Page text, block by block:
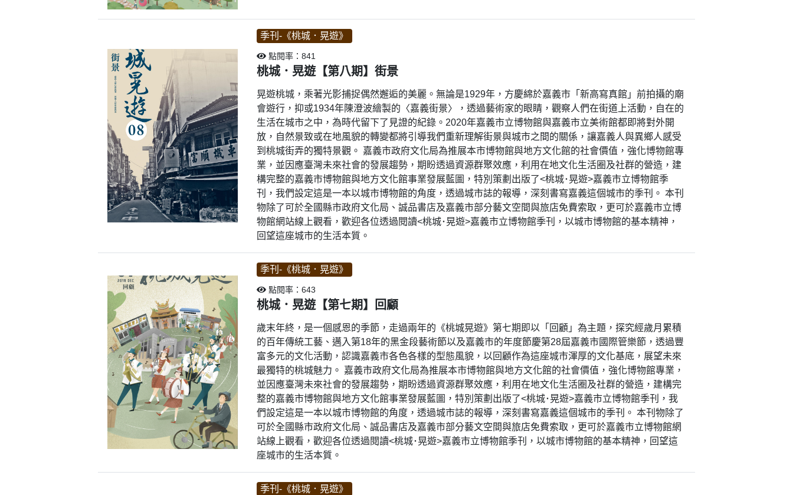
季刊-《桃城．晃遊》
點閱率：841
桃城．晃遊【第八期】街景
晃遊桃城，乘著光影捕捉偶然邂逅的美麗。無論是1929年，方慶綿於嘉義市「新高寫真館」前拍攝的廟
會遊行，抑或1934年陳澄波繪製的〈嘉義街景〉，透過藝術家的眼睛，觀察人們在街道上活動，自在的
生活在城市之中，為時代留下了見證的紀錄。2020年嘉義市立博物館與嘉義市立美術館都即將對外開
放，自然景致或在地風貌的轉變都將引導我們重新理解街景與城市之間的關係，讓嘉義人與異鄉人感受
到桃城街弄的獨特景觀。 嘉義市政府文化局為推展本市博物館與地方文化館的社會價值，強化博物館專
業，並因應臺灣未來社會的發展趨勢，期盼透過資源群聚效應，利用在地文化生活圈及社群的營造，建
構完整的嘉義市博物館與地方文化館事業發展藍圖，特別策劃出版了<桃城･晃遊>嘉義市立博物館季
刊，我們設定這是一本以城市博物館的角度，透過城市誌的報導，深刻書寫嘉義這個城市的季刊。 本刊
物除了可於全國縣市政府文化局、誠品書店及嘉義市部分藝文空間與旅店免費索取，更可於嘉義市立博
物館網站線上觀看，歡迎各位透過閱讀<桃城･晃遊>嘉義市立博物館季刊，以城市博物館的基本精神，
回望這座城市的生活本質。
季刊-《桃城．晃遊》
點閱率：643
桃城．晃遊【第七期】回顧
歲末年終，是一個感恩的季節，走過兩年的《桃城晃遊》第七期即以「回顧」為主題，探究經歲月累積
的百年傳統工藝、邁入第18年的黑金段藝術節以及嘉義市的年度節慶第28屆嘉義市國際管樂節，透過豐
富多元的文化活動，認識嘉義市各色各樣的型態風貌，以回顧作為這座城市渾厚的文化基底，展望未來
最獨特的桃城魅力。 嘉義市政府文化局為推展本市博物館與地方文化館的社會價值，強化博物館專業，
並因應臺灣未來社會的發展趨勢，期盼透過資源群聚效應，利用在地文化生活圈及社群的營造，建構完
整的嘉義市博物館與地方文化館事業發展藍圖，特別策劃出版了<桃城･晃遊>嘉義市立博物館季刊，我
們設定這是一本以城市博物館的角度，透過城市誌的報導，深刻書寫嘉義這個城市的季刊。 本刊物除了
可於全國縣市政府文化局、誠品書店及嘉義市部分藝文空間與旅店免費索取，更可於嘉義市立博物館網
站線上觀看，歡迎各位透過閱讀<桃城･晃遊>嘉義市立博物館季刊，以城市博物館的基本精神，回望這
座城市的生活本質。
季刊-《桃城．晃遊》